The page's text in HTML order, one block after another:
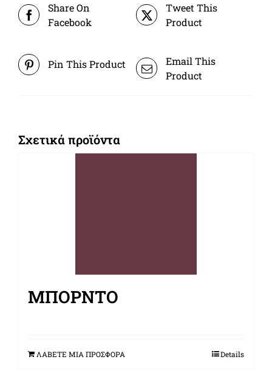
Share On
Facebook
Tweet This
Product
Pin This Product
Email This
Product
Σχετικά προϊόντα
ΜΠΟΡΝΤΌ
ΛΑΒΕΤΕ ΜΙΑ ΠΡΟΣΦΟΡΑ Details